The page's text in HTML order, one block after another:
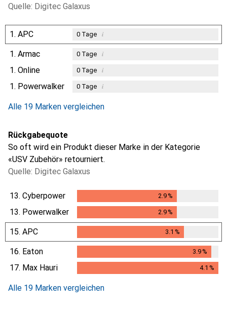
Quelle: Digitec Galaxus
1. APC 0Tage i
1. Armac 0Tage i
1. Online 0Tage i
1. Powerwalker 0Tage i
Alle 19 Marken vergleichen
Rückgabequote
So oft wird ein Produkt dieser Marke in der Kategorie
«USV Zubehör» retourniert.
Quelle: Digitec Galaxus
13. Cyberpower 2.9%
13. Powerwalker 2.9%
15. APC 3.1 %
16. Eaton 3.9%
3.9%
17. Max Hauri 4.1 %
Alle 19 Marken vergleichen